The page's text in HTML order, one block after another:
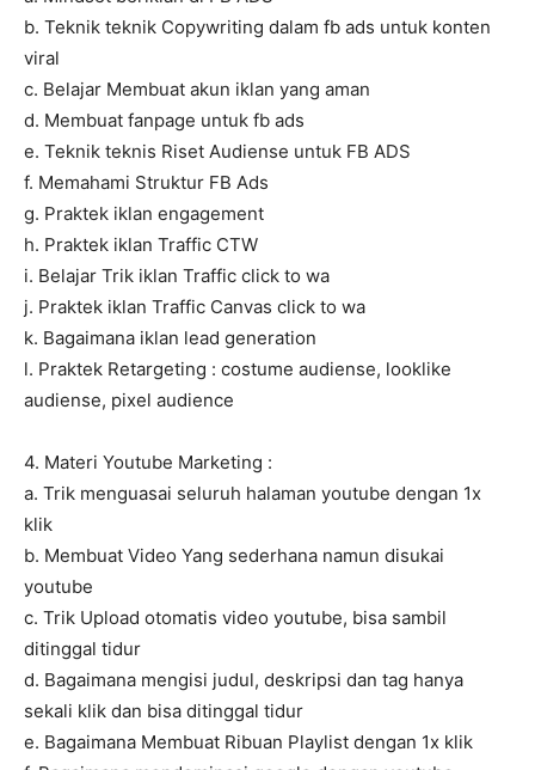
b. Teknik teknik Copywriting dalam fb ads untuk konten
viral
c. Belajar Membuat akun iklan yang aman
d. Membuat fanpage untuk fb ads
e. Teknik teknis Riset Audiense untuk FB ADS
f. Memahami Struktur FB Ads
g. Praktek iklan engagement
h. Praktek iklan Traffic CTW
i. Belajar Trik iklan Traffic click to wa
j. Praktek iklan Traffic Canvas click to wa
k. Bagaimana iklan lead generation
l. Praktek Retargeting : costume audiense, looklike
audiense, pixel audience
4. Materi Youtube Marketing :
a. Trik menguasai seluruh halaman youtube dengan 1x
klik
b. Membuat Video Yang sederhana namun disukai
youtube
c. Trik Upload otomatis video youtube, bisa sambil
ditinggal tidur
d. Bagaimana mengisi judul, deskripsi dan tag hanya
sekali klik dan bisa ditinggal tidur
e. Bagaimana Membuat Ribuan Playlist dengan 1x klik